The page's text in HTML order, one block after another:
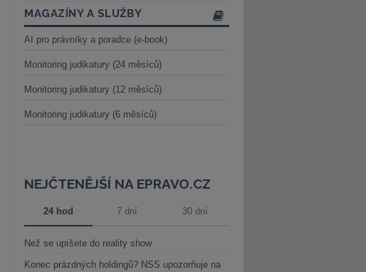
MAGAZÍNY A SLUŽBY
AI pro právníky a poradce (e-book)
Monitoring judikatury (24 měsíců)
Monitoring judikatury (12 měsíců)
Monitoring judikatury (6 měsíců)
NEJČTENĚJŠÍ NA EPRAVO.CZ
24 hod 7 dní 30 dní
Než se upíšete do reality show
Konec prázdných holdingů? NSS upozorňuje na